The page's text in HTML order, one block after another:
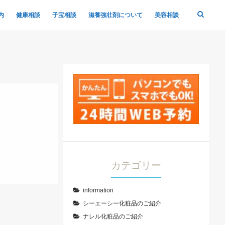
健康相談 子宝相談 滋養強壮剤について 美容相談
カテゴリー
information
シーエーシー化粧品のご紹介
ナレル化粧品のご紹介